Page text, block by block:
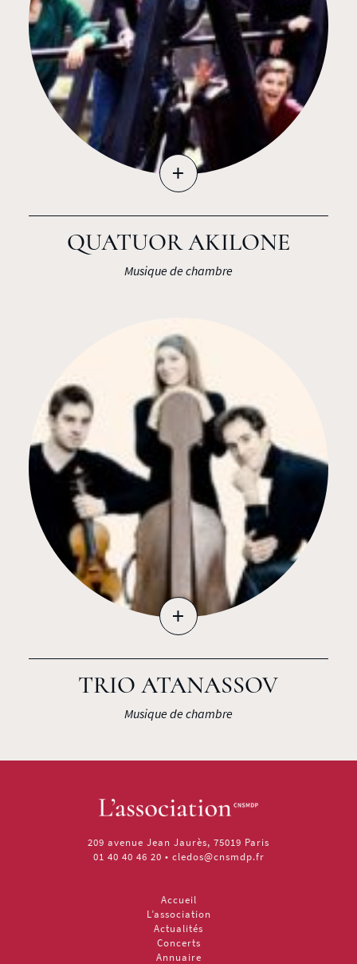
+
QUATUOR AKILONE
Musique de chambre
+
TRIO ATANASSOV
Musique de chambre
209 avenue Jean Jaurès, 75019 Paris
01 40 40 46 20 • cledos@cnsmdp.fr
Accueil
L’association
Actualités
Concerts
Annuaire